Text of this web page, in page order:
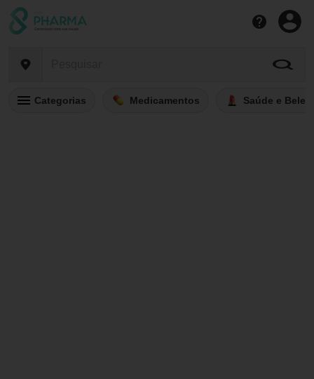
Categorias Medicamentos Saúde e